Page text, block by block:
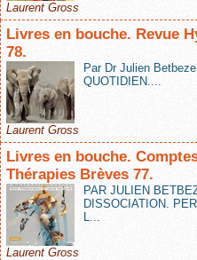
Laurent Gross
Livres en bouche. Revue
78.
Par Dr Julien
QUOTIDIEN....
Laurent Gross
Livres en bouche.
Thérapies Brèves 77.
PAR JULIEN
DISSOCIATION.
L...
Laurent Gross